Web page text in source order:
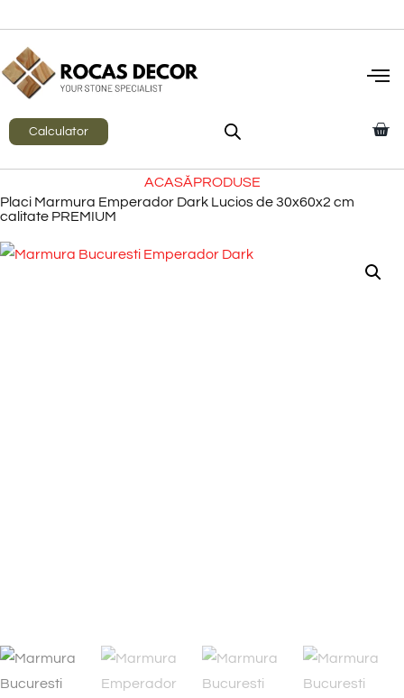
Calculator
ACASĂPRODUSE
Placi Marmura Emperador Dark Lucios de 30x60x2 cm
calitate PREMIUM